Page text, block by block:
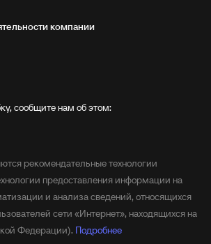
компании
сообщите нам об этом:
рекомендательные технологии
предоставления информации на
и анализа сведений, относящихся
сети «Интернет», находящихся на
Федерации). Подробнее